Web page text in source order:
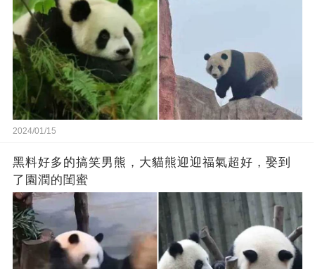
2024/01/15
黑料好多的搞笑男熊，大貓熊迎迎福氣超好，娶到
了園潤的閨蜜